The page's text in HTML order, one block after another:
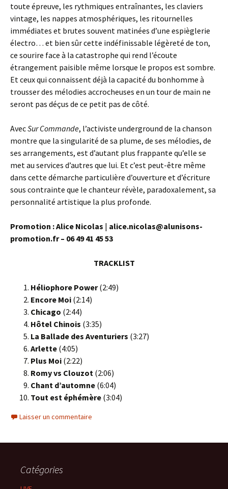
toute épreuve, les rythmiques entraînantes, les claviers
vintage, les nappes atmosphériques, les ritournelles
immédiates et brutes souvent matinées d’une espièglerie
électro… et bien sûr cette indéfinissable légèreté de ton,
ce sourire face à la catastrophe qui rend l’écoute
étrangement paisible même lorsque le propos est sombre.
Et ceux qui connaissent déjà la capacité du bonhomme à
trousser des mélodies accrocheuses en un tour de main ne
seront pas déçus de ce petit pas de côté.
AvecSur Commande, l’activiste underground de la chanson
montre que la singularité de sa plume, de ses mélodies, de
ses arrangements, est d’autant plus frappante qu’elle se
met au services d’autres que lui. Et c’est peut-être même
dans cette démarche particulière d’ouverture et d’écriture
sous contrainte que le chanteur révèle, paradoxalement, sa
personnalité artistique la plus profonde.
Promotion : Alice Nicolas | alice.nicolas@alunisons-
promotion.fr – 06 49 41 45 53
TRACKLIST
Héliophore Power(2:49)
Encore Moi (2:14)
Chicago (2:44)
Hôtel Chinois (3:35)
La Ballade des Aventuriers (3:27)
Arlette (4:05)
Plus Moi (2:22)
Romy vs Clouzot (2:06)
Chant d’automne (6:04)
Tout est éphémère (3:04)
Laisser un commentaire
Catégories